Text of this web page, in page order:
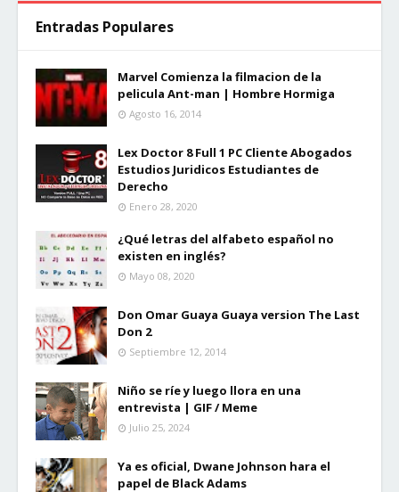
Entradas Populares
Marvel Comienza la filmacion de la
pelicula Ant-man | Hombre Hormiga
Agosto 16, 2014
Lex Doctor 8 Full 1 PC Cliente Abogados
Estudios Juridicos Estudiantes de
Derecho
Enero 28, 2020
¿Qué letras del alfabeto español no
existen en inglés?
Mayo 08, 2020
Don Omar Guaya Guaya version The Last
Don 2
Septiembre 12, 2014
Niño se ríe y luego llora en una
entrevista | GIF / Meme
Julio 25, 2024
Ya es oficial, Dwane Johnson hara el
papel de Black Adams